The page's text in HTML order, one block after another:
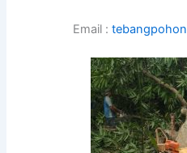
Email :